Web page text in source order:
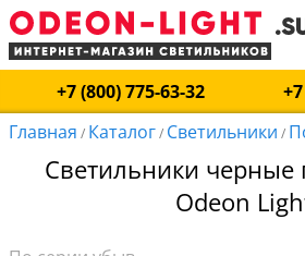
+7 (800) 775-63-32
Главная / Каталог/ Светильники /
Светильники черные
Odeon